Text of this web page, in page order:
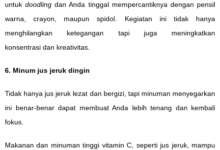
untukdoodling dan Anda tinggal mempercantiknya dengan pensil
warna, crayon, maupun spidol. Kegiatan ini tidak hanya
menghilangkan ketegangan tapi juga meningkatkan
konsentrasi dan kreativitas.
6. Minum jus jeruk dingin
Tidak hanya jus jeruk lezat dan bergizi, tapi minuman menyegarkan
ini benar-benar dapat membuat Anda lebih tenang dan kembali
fokus.
Makanan dan minuman tinggi vitamin C, seperti jus jeruk, mampu